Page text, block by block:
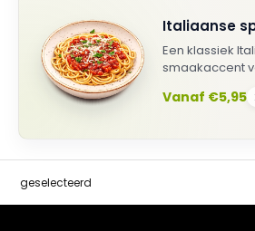
Italiaanse
Een klassiek
smaakaccent
Vanaf €5,95
geselecteerd